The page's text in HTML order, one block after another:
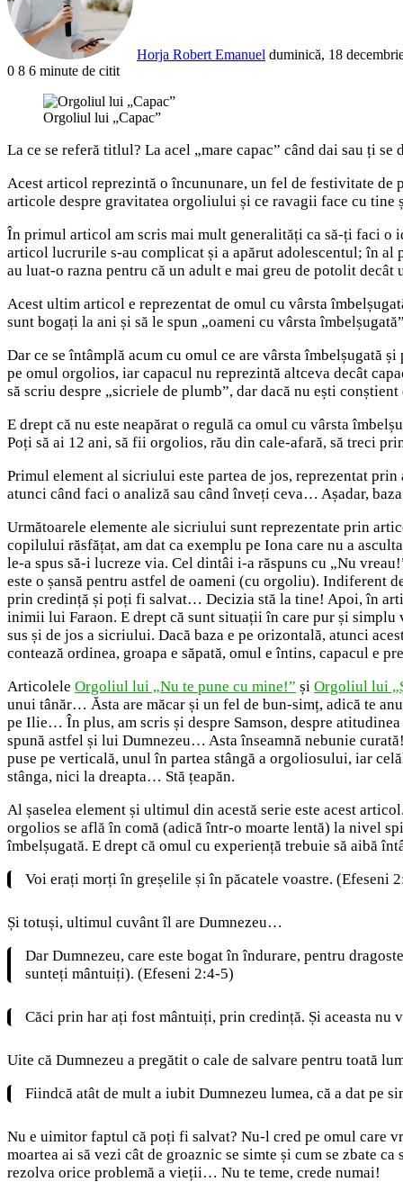
Horja Robert Emanuel duminică, 18
0 8 6 minute de citit
Orgoliul lui „Capac”
La ce se referă titlul? La acel „mare capac” când dai sau ți
Acest articol reprezintă o încununare, un fel de festivitate de
articole despre gravitatea orgoliului și ce ravagii face cu
În primul articol am scris mai mult generalități ca să-ți faci o
articol lucrurile s-au complicat și a apărut adolescentul; în
au luat-o razna pentru că un adult e mai greu de potolit
Acest ultim articol e reprezentat de omul cu vârsta
sunt bogați la ani și să le spun „oameni cu vârsta
Dar ce se întâmplă acum cu omul ce are vârsta îmbelșugată
pe omul orgolios, iar capacul nu reprezintă altceva decât
să scriu despre „sicriele de plumb”, dar dacă nu ești
E drept că nu este neapărat o regulă ca omul cu vârsta
Poți să ai 12 ani, să fii orgolios, rău din cale-afară, să treci
Primul element al sicriului este partea de jos, reprezentat
atunci când faci o analiză sau când înveți ceva… Așadar,
Următoarele elemente ale sicriului sunt reprezentate prin
copilului răsfățat, am dat ca exemplu pe Iona care nu a
le-a spus să-i lucreze via. Cel dintâi i-a răspuns cu „Nu
este o șansă pentru astfel de oameni (cu orgoliu). Indiferent
prin credință și poți fi salvat… Decizia stă la tine! Apoi, în
inimii lui Faraon. E drept că sunt situații în care pur și
sus și de jos a sicriului. Dacă baza e pe orizontală, atunci
contează ordinea, groapa e săpată, omul e întins, capacul e
Articolele Orgoliul lui „Nu te pune cu mine!” și Orgoliul lui
unui tânăr… Ăsta are măcar și un fel de bun-simț, adică te
pe Ilie… În plus, am scris și despre Samson, despre
spună astfel și lui Dumnezeu… Asta înseamnă nebunie
puse pe verticală, unul în partea stângă a orgoliosului, iar
stânga, nici la dreapta… Stă țeapăn.
Al șaselea element și ultimul din acestă serie este acest
orgolios se află în comă (adică într-o moarte lentă) la nivel
îmbelșugată. E drept că omul cu experiență trebuie să aibă
Voi erați morți în greșelile și în păcatele voastre. (Efeseni
Și totuși, ultimul cuvânt îl are Dumnezeu…
Dar Dumnezeu, care este bogat în îndurare, pentru
sunteți mântuiți). (Efeseni 2:4-5)
Căci prin har ați fost mântuiți, prin credință. Și aceasta nu
Uite că Dumnezeu a pregătit o cale de salvare pentru toată
Fiindcă atât de mult a iubit Dumnezeu lumea, că a dat pe
Nu e uimitor faptul că poți fi salvat? Nu-l cred pe omul care
moartea ai să vezi cât de groaznic se simte și cum se zbate
rezolva orice problemă a vieții… Nu te teme, crede numai!